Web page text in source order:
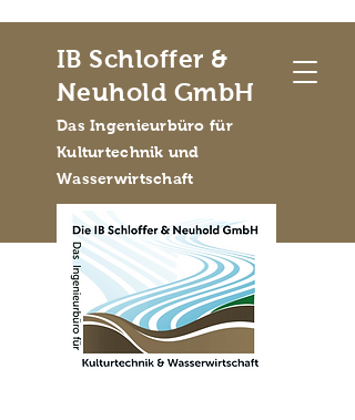
IB Schloffer &
Neuhold GmbH
Das Ingenieurbüro für
Kulturtechnik und
Wasserwirtschaft